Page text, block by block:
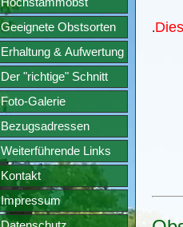
Geeignete Obstsorten
Erhaltung & Aufwertung
Der "richtige" Schnitt
Foto-Galerie
Bezugsadressen
Weiterführende Links
Kontakt
Impressum
.